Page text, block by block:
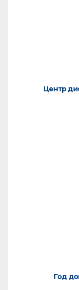
Центр
Год